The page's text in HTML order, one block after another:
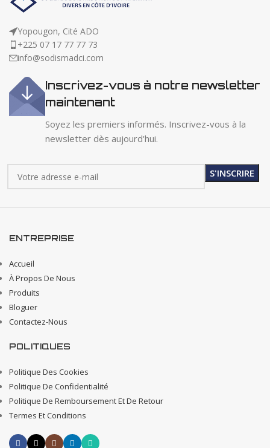
Yopougon, Cité ADO
+225 07 17 77 77 73
info@sodismadci.com
Inscrivez-vous à notre newsletter
maintenant
Soyez les premiers informés. Inscrivez-vous à la
newsletter dès aujourd'hui.
ENTREPRISE
Accueil
À Propos De Nous
Produits
Bloguer
Contactez-Nous
POLITIQUES
Politique Des Cookies
Politique De Confidentialité
Politique De Remboursement Et De Retour
Termes Et Conditions